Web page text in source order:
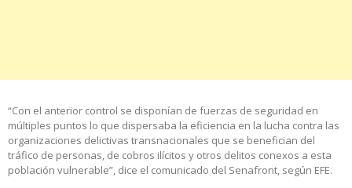
“Con el anterior control se disponían de fuerzas de seguridad en
múltiples puntos lo que dispersaba la eficiencia en la lucha contra las
organizaciones delictivas transnacionales que se benefician del
tráfico de personas, de cobros ilícitos y otros delitos conexos a esta
población vulnerable”, dice el comunicado del Senafront, según EFE.